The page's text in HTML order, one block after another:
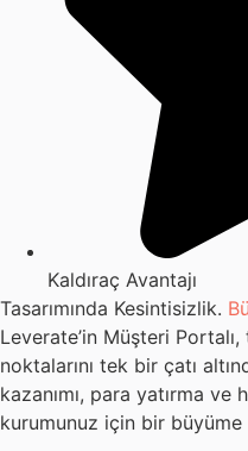
Kaldıraç Avantajı
Tasarımında Kesintisizlik.
Leverate’in Müşteri Portalı,
noktalarını tek bir çatı
kazanımı, para yatırma ve
kurumunuz için bir